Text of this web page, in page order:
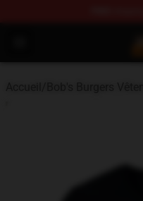
Bob's Burgers Store